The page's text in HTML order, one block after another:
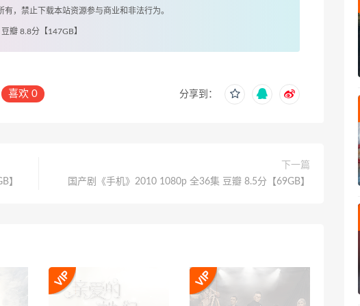
，禁止下载本站资源参与商业和非法行为。
瓣 8.8分【147GB】
喜欢0 分享到：
】
下一篇
国产剧《手机》2010 1080p 全36集 豆瓣 8.5分【69GB】